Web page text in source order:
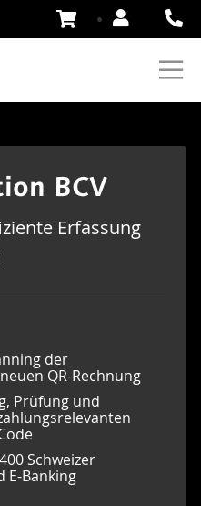
Zum
Inhalt
BCV
Erfassung
der
QR-Rechnung
Prüfung und
Schweizer
E-Banking